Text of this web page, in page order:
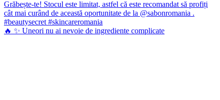
🔥 ✨ Uneori nu ai nevoie de ingrediente complicate